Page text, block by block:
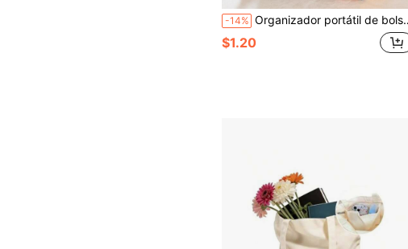
-14% Organizador portátil de bolsas de plástico con clip de agarre cómodo, organizador básico y duradero de bolsas para compras y artículos esenciales del hogar, evita cortes en las bolsas
$1.20